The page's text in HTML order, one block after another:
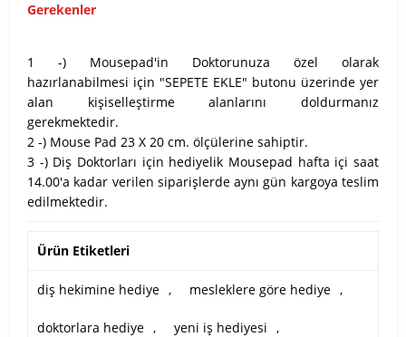
Gerekenler
1 -) Mousepad'in Doktorunuza özel olarak
hazırlanabilmesi için "SEPETE EKLE" butonu üzerinde yer
alan kişiselleştirme alanlarını doldurmanız
gerekmektedir.
2 -) Mouse Pad 23 X 20 cm. ölçülerine sahiptir.
3 -) Diş Doktorları için hediyelik Mousepad hafta içi saat
14.00'a kadar verilen siparişlerde aynı gün kargoya teslim
edilmektedir.
Ürün Etiketleri
diş hekimine hediye , mesleklere göre hediye ,
doktorlara hediye , yeni iş hediyesi ,